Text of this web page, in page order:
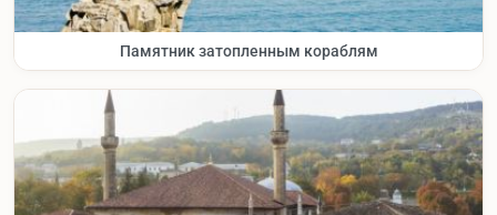
Памятник затопленным кораблям